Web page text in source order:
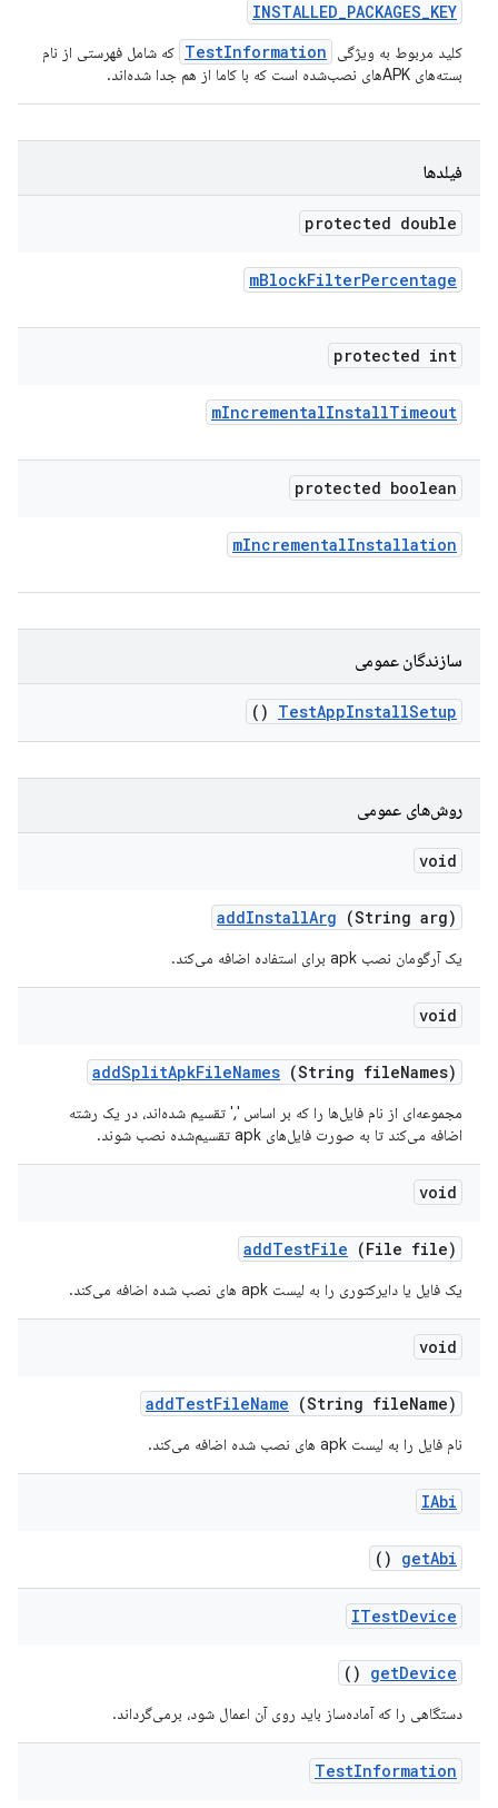
INSTALLED_PACKAGES_KEY
کلید مربوط به ویژگی TestInformation که شامل فهرستی از نام
بسته‌های APKهای نصب‌شده است که با کاما از هم جدا شده‌اند.
فیلدها
protected double
mBlockFilterPercentage
protected int
mIncrementalInstallTimeout
protected boolean
mIncrementalInstallation
سازندگان عمومی
TestAppInstallSetup
()
روش‌های عمومی
void
addInstallArg (String arg)
یک آرگومان نصب apk برای استفاده اضافه می‌کند.
void
addSplitApkFileNames (String fileNames)
مجموعه‌ای از نام فایل‌ها را که بر اساس ',' تقسیم شده‌اند، در یک رشته
اضافه می‌کند تا به صورت فایل‌های apk تقسیم‌شده نصب شوند.
void
addTestFile (File file)
یک فایل یا دایرکتوری را به لیست apk های نصب شده اضافه می‌کند.
void
addTestFileName (String fileName)
نام فایل را به لیست apk های نصب شده اضافه می‌کند.
IAbi
getAbi
()
ITestDevice
getDevice
()
دستگاهی را که آماده‌ساز باید روی آن اعمال شود، برمی‌گرداند.
TestInformation